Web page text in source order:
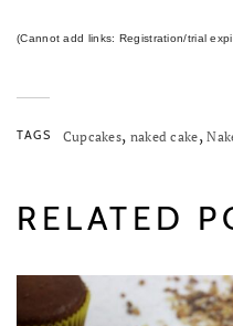
(Cannot add links: Registration/trial
TAGS Cupcakes, naked cake,
RELATED